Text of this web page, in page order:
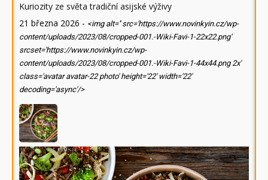
Kuriozity ze světa tradiční asijské výživy
21 března 2026 - <img alt='' src='https://www.novinkyin.cz/wp-
content/uploads/2023/08/cropped-001.-Wiki-Favi-1-22x22.png'
srcset='https://www.novinkyin.cz/wp-
content/uploads/2023/08/cropped-001.-Wiki-Favi-1-44x44.png 2x'
class='avatar avatar-22 photo' height='22' width='22'
decoding='async'/>